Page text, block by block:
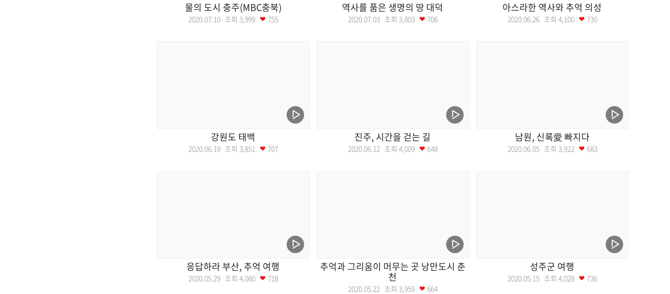
물의 도시 충주(MBC충북)
2020.07.10 조회 3,999 755
역사를 품은 생명의 땅 대덕
2020.07.03 조회 3,803 706
아스라한 역사와 추억 의성
2020.06.26 조회 4,100 730
강원도 태백
2020.06.19 조회 3,851 707
진주, 시간을 걷는 길
2020.06.12 조회 4,009 648
남원, 신록愛 빠지다
2020.06.05 조회 3,922 683
응답하라 부산, 추억 여행
2020.05.29 조회 4,080 718
추억과 그리움이 머무는 곳 낭만도시 춘
천
2020.05.22 조회 3,959 664
성주군 여행
2020.05.15 조회 4,028 736